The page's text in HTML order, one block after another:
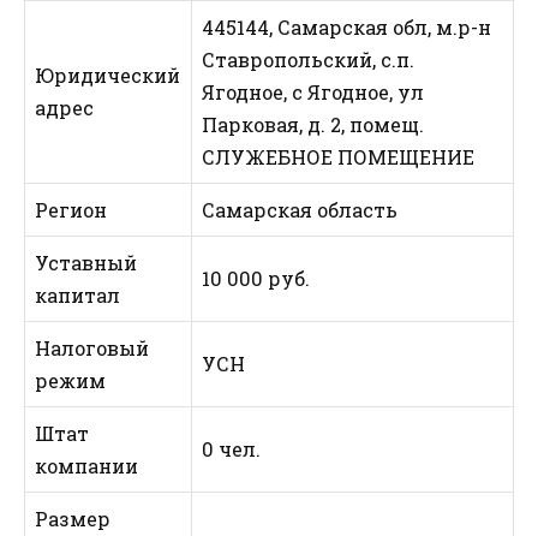
Юридический
адрес
445144, Самарская обл, м.р-н
Ставропольский, с.п.
Ягодное, с Ягодное, ул
Парковая, д. 2, помещ.
СЛУЖЕБНОЕ ПОМЕЩЕНИЕ
Регион Самарская область
Уставный
капитал
10 000 руб.
Налоговый
режим
УСН
Штат
компании
0 чел.
Размер